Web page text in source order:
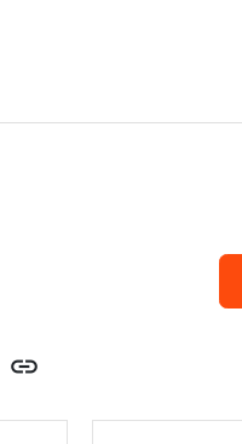
link